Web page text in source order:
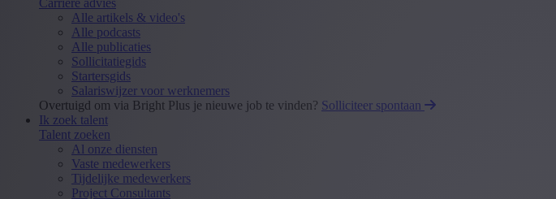
Alle artikels & video's
Alle podcasts
Alle publicaties
Sollicitatiegids
Startersgids
Salariswijzer voor werknemers
Overtuigd om via Bright Plus je nieuwe job te vinden? Solliciteer spontaan
Ik zoek talent
Talent zoeken
Al onze diensten
Vaste medewerkers
Tijdelijke medewerkers
Project Consultants